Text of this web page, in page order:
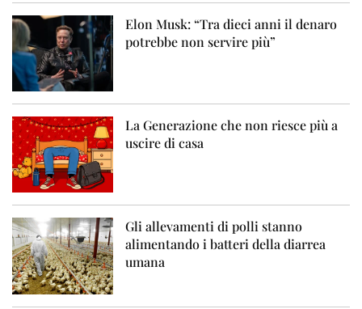
Elon Musk: “Tra dieci anni il denaro
potrebbe non servire più”
La Generazione che non riesce più a
uscire di casa
Gli allevamenti di polli stanno
alimentando i batteri della diarrea
umana